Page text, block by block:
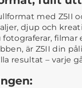
med Z5II
djup och
filmar
är Z5II din
resultat – varje